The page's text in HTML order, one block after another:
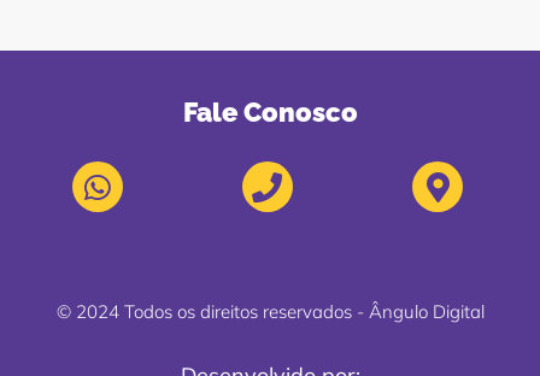
Fale Conosco
© 2024 Todos os direitos reservados - Ângulo Digital